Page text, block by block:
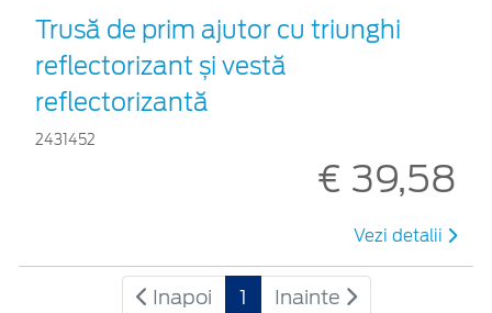
Trusă de prim ajutor cu triunghi
reflectorizant și vestă
reflectorizantă
2431452
€ 39,58
Vezi detalii
Inapoi 1 Inainte